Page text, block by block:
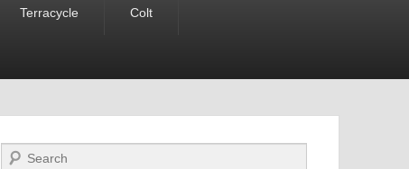
Terracycle Colt
Recherche